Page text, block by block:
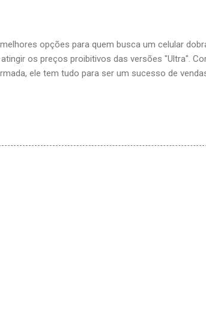
opções para quem busca um celular
os preços proibitivos das versões "Ultra".
ele tem tudo para ser um sucesso de